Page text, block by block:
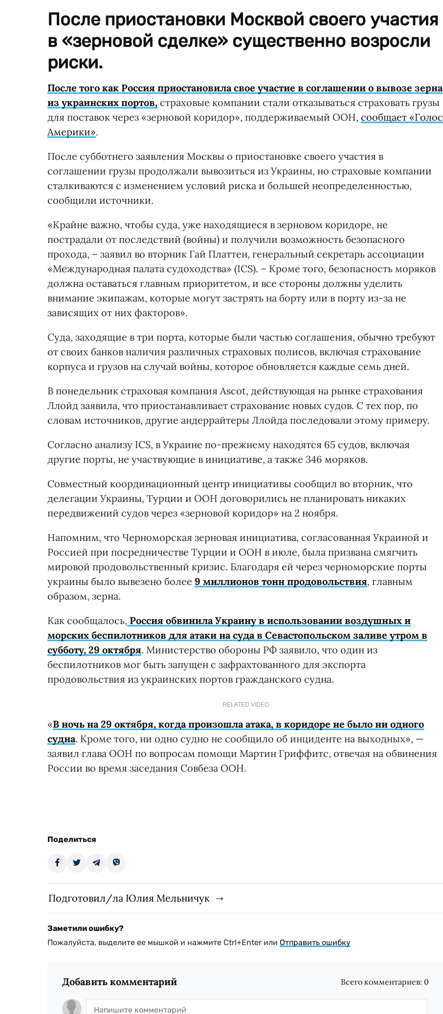
После приостановки Москвой своего участия
в «зерновой сделке» существенно возросли
риски.
После того как Россия приостановила свое участие в соглашении о вывозе зерна
из украинских портов, страховые компании стали отказываться страховать грузы
для поставок через «зерновой коридор», поддерживаемый ООН, сообщает «Голос
Америки».
После субботнего заявления Москвы о приостановке своего участия в
соглашении грузы продолжали вывозиться из Украины, но страховые компании
сталкиваются с изменением условий риска и большей неопределенностью,
сообщили источники.
«Крайне важно, чтобы суда, уже находящиеся в зерновом коридоре, не
пострадали от последствий (войны) и получили возможность безопасного
прохода, – заявил во вторник Гай Платтен, генеральный секретарь ассоциации
«Международная палата судоходства» (ICS). – Кроме того, безопасность моряков
должна оставаться главным приоритетом, и все стороны должны уделить
внимание экипажам, которые могут застрять на борту или в порту из-за не
зависящих от них факторов».
Суда, заходящие в три порта, которые были частью соглашения, обычно требуют
от своих банков наличия различных страховых полисов, включая страхование
корпуса и грузов на случай войны, которое обновляется каждые семь дней.
В понедельник страховая компания Ascot, действующая на рынке страхования
Ллойд заявила, что приостанавливает страхование новых судов. С тех пор, по
словам источников, другие андеррайтеры Ллойда последовали этому примеру.
Согласно анализу ICS, в Украине по-прежнему находятся 65 судов, включая
другие порты, не участвующие в инициативе, а также 346 моряков.
Совместный координационный центр инициативы сообщил во вторник, что
делегации Украины, Турции и ООН договорились не планировать никаких
передвижений судов через «зерновой коридор» на 2 ноября.
Напомним, что Черноморская зерновая инициатива, согласованная Украиной и
Россией при посредничестве Турции и ООН в июле, была призвана смягчить
мировой продовольственный кризис. Благодаря ей через черноморские порты
украины было вывезено более 9 миллионов тонн продовольствия, главным
образом, зерна.
Как сообщалось, Россия обвинила Украину в использовании воздушных и
морских беспилотников для атаки на суда в Севастопольском заливе утром в
субботу, 29 октября. Министерство обороны РФ заявило, что один из
беспилотников мог быть запущен с зафрахтованного для экспорта
продовольствия из украинских портов гражданского судна.
RELATED VIDEO
«В ночь на 29 октября, когда произошла атака, в коридоре не было ни одного
судна. Кроме того, ни одно судно не сообщило об инциденте на выходных», —
заявил глава ООН по вопросам помощи Мартин Гриффитс, отвечая на обвинения
России во время заседания Совбеза ООН.
Поделиться
Подготовил/ла Юлия Мельничук
Заметили ошибку?
Пожалуйста, выделите ее мышкой и нажмите Ctrl+Enter или Отправить ошибку
Добавить комментарий Всего комментариев: 0